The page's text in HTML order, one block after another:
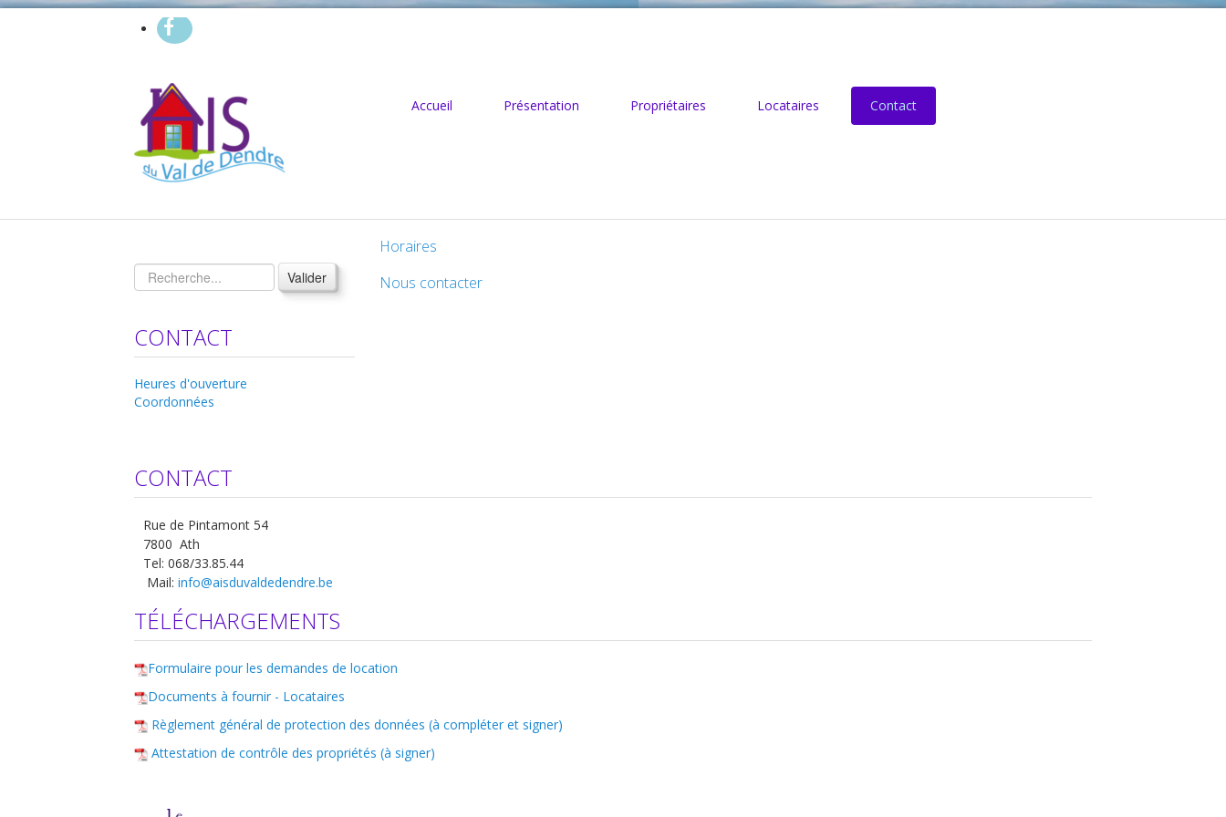
Accueil Présentation Propriétaires Locataires Contact
Valider
CONTACT
Heures d'ouverture
Coordonnées
Horaires
Nous contacter
CONTACT
Rue de Pintamont 54
7800 Ath
Tel: 068/33.85.44
Mail: info@aisduvaldedendre.be
TÉLÉCHARGEMENTS
Formulaire pour les demandes de location
Documents à fournir - Locataires
Règlement général de protection des données (à compléter et signer)
Attestation de contrôle des propriétés (à signer)